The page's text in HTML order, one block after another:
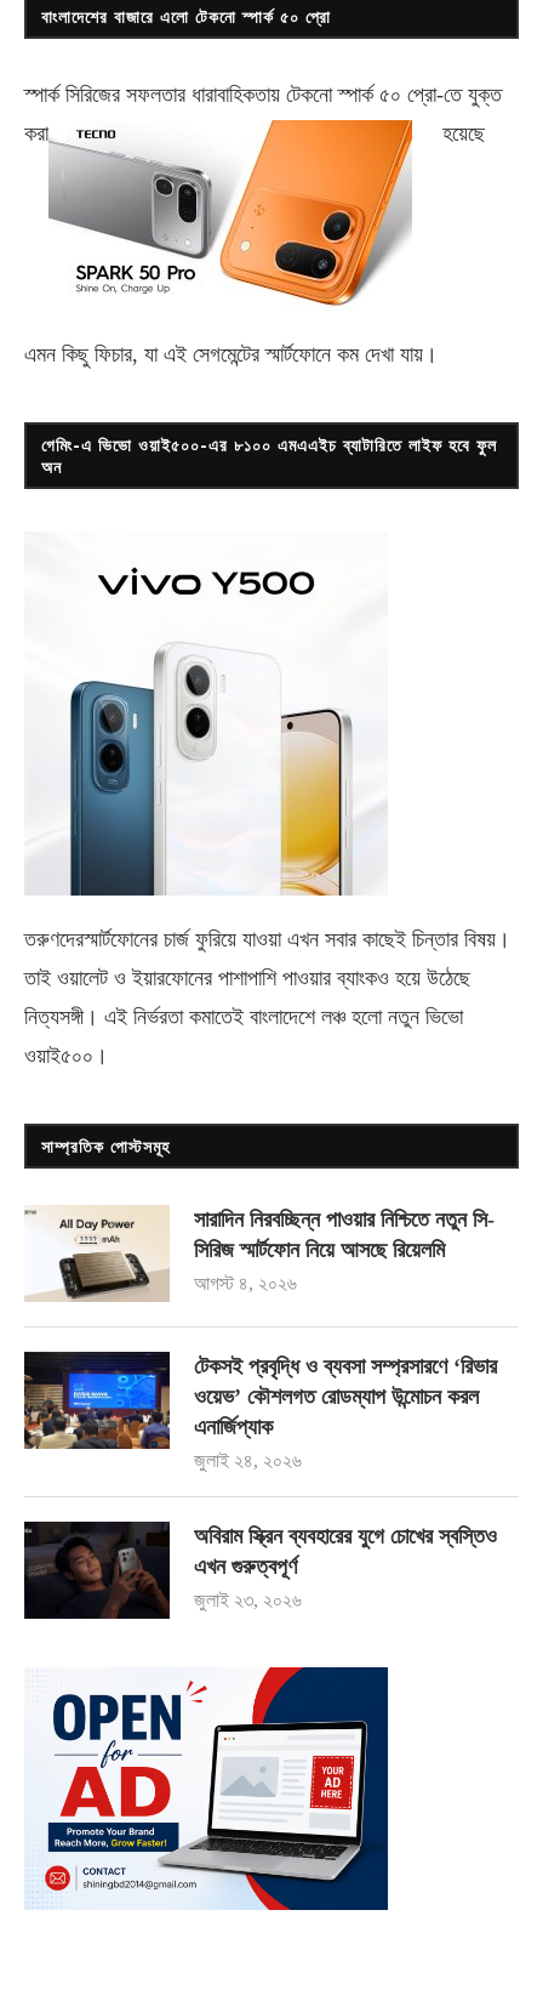
বাংলাদেশের বাজারে এলো টেকনো স্পার্ক ৫০ প্রো
স্পার্ক সিরিজের সফলতার ধারাবাহিকতায় টেকনোস্পার্ক ৫০ প্রো-তে যুক্ত
করা
হয়েছে
এমন কিছু ফিচার, যা এই সেগমেন্টের স্মার্টফোনে কম দেখা যায়।
গেমিং-এ ভিভো ওয়াই৫০০-এর ৮১০০ এমএএইচ ব্যাটারিতে লাইফ হবে ফুল
অন
তরুণদেরস্মার্টফোনের চার্জ ফুরিয়ে যাওয়া এখন সবার কাছেই চিন্তার বিষয়।
তাই ওয়ালেট ও ইয়ারফোনের পাশাপাশি পাওয়ার ব্যাংকও হয়ে উঠেছে
নিত্যসঙ্গী। এই নির্ভরতা কমাতেই বাংলাদেশে লঞ্চ হলো নতুন ভিভো
ওয়াই৫০০ ।
সাম্প্রতিক পোস্টসমূহ
সারাদিন নিরবচ্ছিন্ন পাওয়ার নিশ্চিতে নতুন সি-
সিরিজ স্মার্টফোন নিয়ে আসছে রিয়েলমি
আগস্ট ৪, ২০২৬
টেকসই প্রবৃদ্ধি ও ব্যবসা সম্প্রসারণে ‘রিভার
ওয়েভ’ কৌশলগত রোডম্যাপ উন্মোচন করল
এনার্জিপ্যাক
জুলাই ২৪, ২০২৬
অবিরাম স্ক্রিন ব্যবহারের যুগে চোখের স্বস্তিও
এখন গুরুত্বপূর্ণ
জুলাই ২৩, ২০২৬